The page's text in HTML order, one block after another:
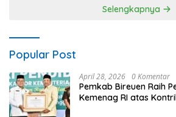
Selengkapnya
Popular Post
April 28, 2026 0 Komentar
Pemkab Bireuen Raih
Kemenag RI atas